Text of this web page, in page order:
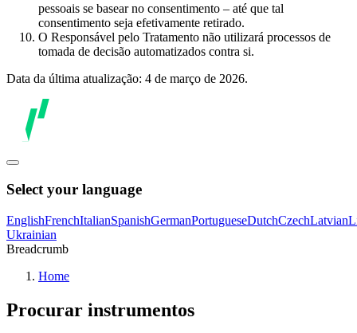
pessoais se basear no consentimento – até que tal
consentimento seja efetivamente retirado.
O Responsável pelo Tratamento não utilizará processos de
tomada de decisão automatizados contra si.
Data da última atualização: 4 de março de 2026.
Select your language
EnglishFrenchItalianSpanishGermanPortugueseDutchCzechLatvian
Ukrainian
Breadcrumb
Home
Procurar instrumentos